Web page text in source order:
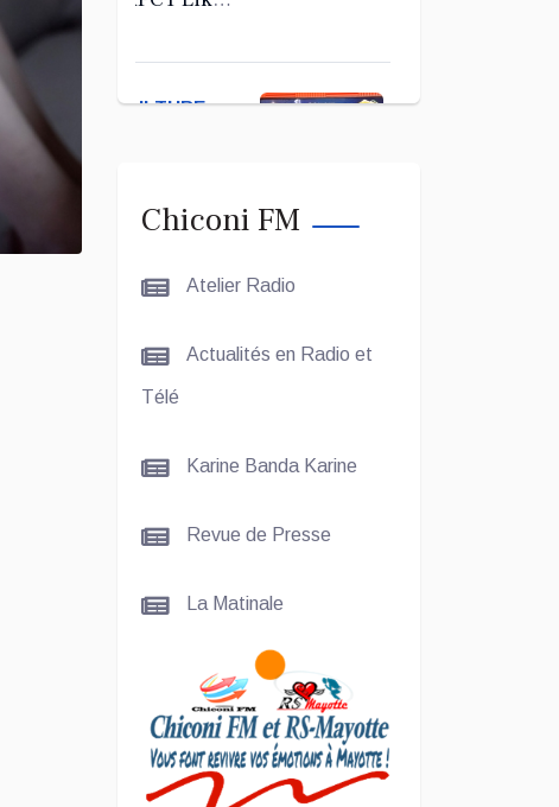
Chiconi
CULTURE
Le Grand
Coranique –
2Édition par
Tandhum
Cour'an
CULTURE
ET
Nady
Kira Bacar
Adacolo pour
Le port de
Chiconi FM
Atelier Radio
Actualités en Radio et
Télé
Karine Banda Karine
Revue de Presse
La Matinale